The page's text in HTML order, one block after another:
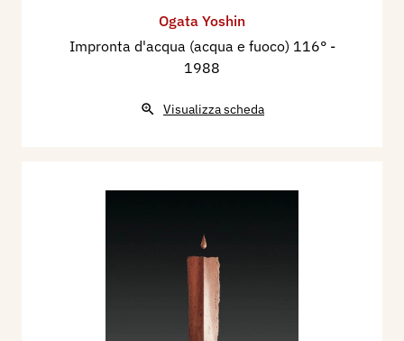
Ogata Yoshin
Impronta d'acqua (acqua e fuoco) 116° -
1988
Visualizza scheda